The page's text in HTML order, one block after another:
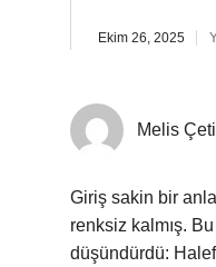
Ekim 26, 2025
Melis
Giriş sakin bir
renksiz kalmış.
düşündürdü: